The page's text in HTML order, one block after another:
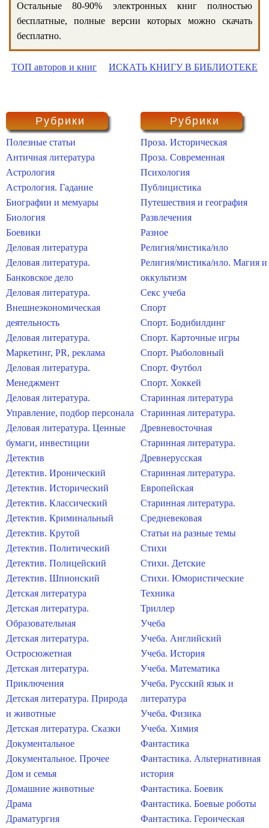
Остальные 80-90% электронных книг полностью
бесплатные, полные версии которых можно скачать
бесплатно.
ТОП авторов и книг ИСКАТЬ КНИГУ В БИБЛИОТЕКЕ
Рубрики
Полезные статьи
Античная литература
Астрология
Астрология. Гадание
Биографии и мемуары
Биология
Боевики
Деловая литература
Деловая литература.
Банковское дело
Деловая литература.
Внешнеэкономическая
деятельность
Деловая литература.
Маркетинг, PR, реклама
Деловая литература.
Менеджмент
Деловая литература.
Управление, подбор персонала
Деловая литература. Ценные
бумаги, инвестиции
Детектив
Детектив. Иронический
Детектив. Исторический
Детектив. Классический
Детектив. Криминальный
Детектив. Крутой
Детектив. Политический
Детектив. Полицейский
Детектив. Шпионский
Детская литература
Детская литература.
Образовательная
Детская литература.
Остросюжетная
Детская литература.
Приключения
Детская литература. Природа
и животные
Детская литература. Сказки
Документальное
Документальное. Прочее
Дом и семья
Домашние животные
Драма
Драматургия
Рубрики
Проза. Историческая
Проза. Современная
Психология
Публицистика
Путешествия и география
Развлечения
Разное
Религия/мистика/нло
Религия/мистика/нло. Магия и
оккультизм
Секс учеба
Спорт
Спорт. Бодибилдинг
Спорт. Карточные игры
Спорт. Рыболовный
Спорт. Футбол
Спорт. Хоккей
Старинная литература
Старинная литература.
Древневосточная
Старинная литература.
Древнерусская
Старинная литература.
Европейская
Старинная литература.
Средневековая
Статьи на разные темы
Стихи
Стихи. Детские
Стихи. Юмористические
Техника
Триллер
Учеба
Учеба. Английский
Учеба. История
Учеба. Математика
Учеба. Русский язык и
литература
Учеба. Физика
Учеба. Химия
Фантастика
Фантастика. Альтернативная
история
Фантастика. Боевик
Фантастика. Боевые роботы
Фантастика. Героическая